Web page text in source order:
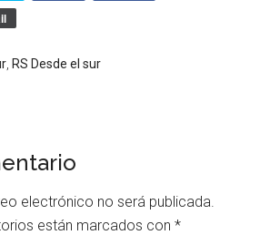
RS Desde el sur
electrónico no será publicada.
están marcados con*